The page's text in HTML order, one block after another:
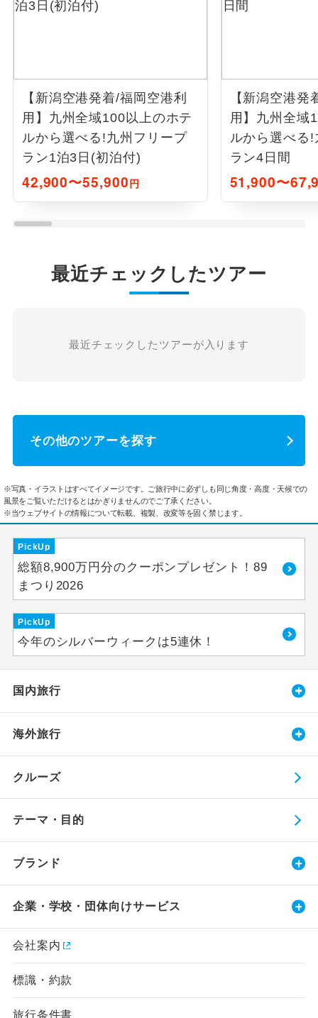
【新潟空港発着/福岡空港利
用】九州全域100以上のホテ
ルから選べる!九州フリープ
ラン1泊3日(初泊付)
42,900〜55,900円
【新潟空港
用】九州全域
ルから選べる
ラン4日間
51,900〜
最近チェックしたツアー
最近チェックしたツアーが入ります
その他のツアーを探す
※写真・イラストはすべてイメージです。ご旅行中に必ずしも同じ角度・高度・天候での
風景をご覧いただけるとはかぎりませんのでご了承ください。
※当ウェブサイトの情報について転載、複製、改変等を固く禁じます。
PickUp
総額8,900万円分のクーポンプレゼント！89
まつり2026
PickUp
今年のシルバーウィークは5連休！
国内旅行
海外旅行
クルーズ
テーマ・目的
ブランド
企業・学校・団体向けサービス
会社案内
標識・約款
旅行条件書